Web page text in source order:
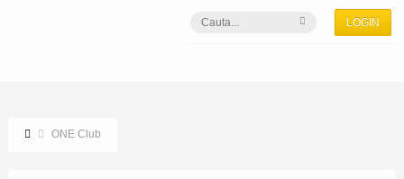
LOGIN
ONE Club